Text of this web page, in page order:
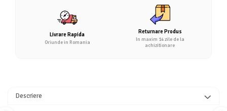
Livrare Rapida
Oriunde in Romania
Returnare Produs
In maxim 14 zile de la
achizitionare
Descriere